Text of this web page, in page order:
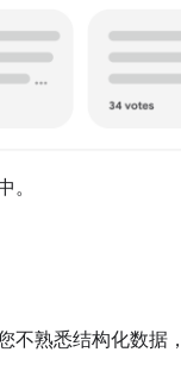
。
不熟悉结构化数据